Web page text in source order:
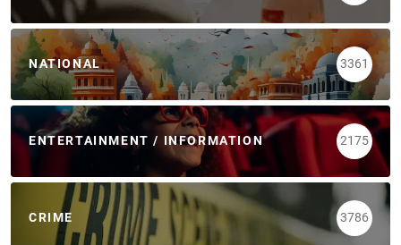
NATIONAL 3361
ENTERTAINMENT / INFORMATION 2175
CRIME 3786